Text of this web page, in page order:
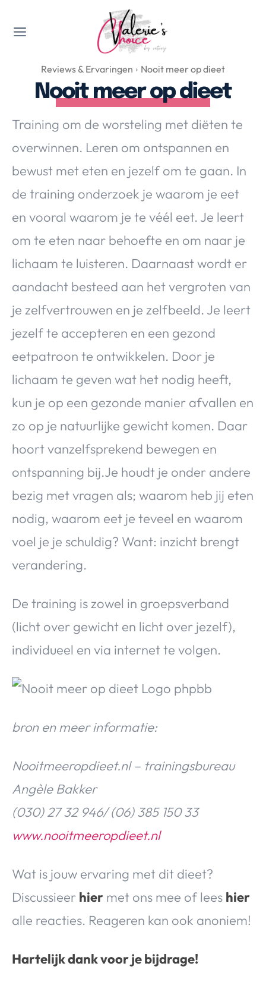
Valerie's Topics
Travel & Culture
Food & Drinks
Lifestyle, Sport & Duurzaamheid
Gadgets & Tech
Top 5 van Valerie
Health & Beauty
Huis & Tuin
Nieuws & Media
Over Valerie
De Top 5
Contact
Food & Drinks Health & Beauty Gadgets
Huis & Tuin
Travel
Lifestyle
Reviews & Ervaringen Nooit meer op dieet
Nooit meer op dieet
Training om de worsteling met diëten te
overwinnen. Leren om ontspannen en
bewust met eten en jezelf om te gaan. In
de training onderzoek je waarom je eet
en vooral waarom je te véél eet. Je leert
om te eten naar behoefte en om naar je
lichaam te luisteren. Daarnaast wordt er
aandacht besteed aan het vergroten van
je zelfvertrouwen en je zelfbeeld. Je leert
jezelf te accepteren en een gezond
eetpatroon te ontwikkelen. Door je
lichaam te geven wat het nodig heeft,
kun je op een gezonde manier afvallen en
zo op je natuurlijke gewicht komen. Daar
hoort vanzelfsprekend bewegen en
ontspanning bij.Je houdt je onder andere
bezig met vragen als; waarom heb jij eten
nodig, waarom eet je teveel en waarom
voel je je schuldig? Want: inzicht brengt
verandering.
De training is zowel in groepsverband
(licht over gewicht en licht over jezelf),
individueel en via internet te volgen.
bron en meer informatie:
Nooitmeeropdieet.nl – trainingsbureau
Angèle Bakker
(030) 27 32 946/ (06) 385 150 33
www.nooitmeeropdieet.nl
Wat is jouw ervaring met dit dieet?
Discussieer hier met ons mee of lees hier
alle reacties. Reageren kan ook anoniem!
Hartelijk dank voor je bijdrage!